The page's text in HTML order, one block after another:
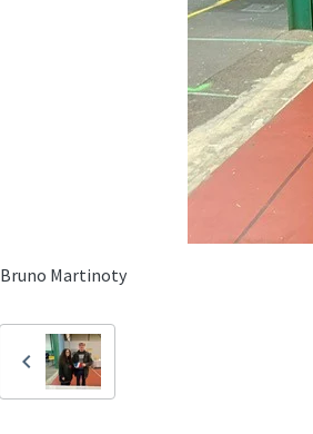
Bruno Martinoty